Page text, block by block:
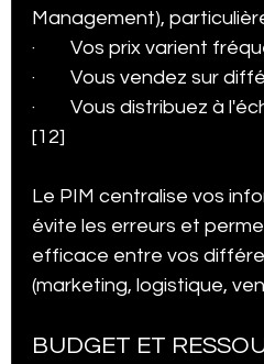
Management),
·        Vos prix varient
·        Vous vendez sur
·        Vous distribuez à
[12]
Le PIM centralise vos
évite les erreurs et
efficace entre vos
(marketing, logistique,
BUDGET ET